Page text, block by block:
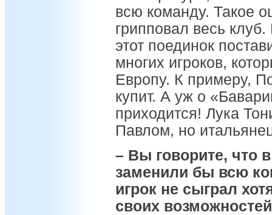
всю команду. Такое
грипповал весь
этот поединок
многих игроков,
Европу. К примеру,
купит. А уж о
приходится! Лука
Павлом, но
– Вы говорите, что
заменили бы всю
игрок не сыграл
своих